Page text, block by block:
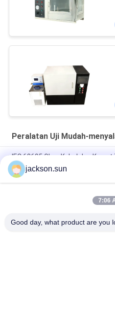
Peralatan Uji Mudah-
IEC 60695 Glow Kabel dan
Tester
Penguji kabel cahaya
jackson.sun
7:06
Good day, what product are you